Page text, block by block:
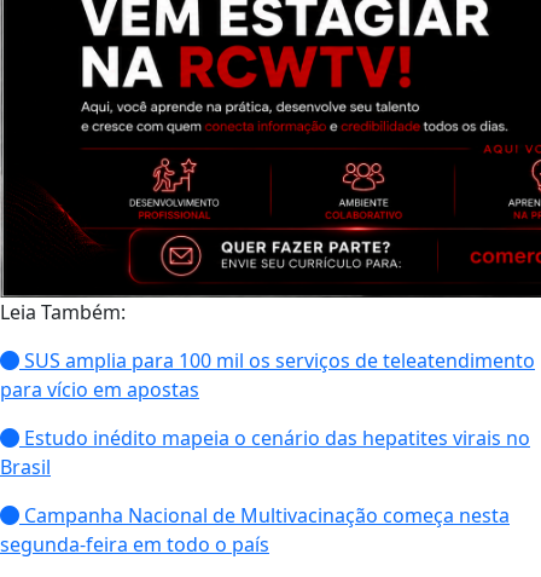
Leia Também:
SUS amplia para 100 mil os serviços de teleatendimento
para vício em apostas
Estudo inédito mapeia o cenário das hepatites virais no
Brasil
Campanha Nacional de Multivacinação começa nesta
segunda-feira em todo o país